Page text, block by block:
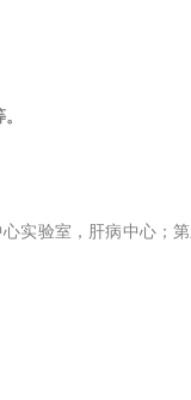
实验室，肝病中心；